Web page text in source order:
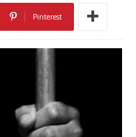
Pinterest